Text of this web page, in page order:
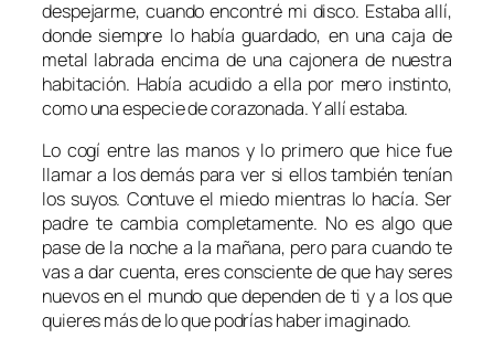
despejarme, cuando encontré mi disco. Estaba allí,
donde siempre lo había guardado, en una caja de
metal labrada encima de una cajonera de nuestra
habitación. Había acudido a ella por mero instinto,
como una especie de corazonada. Y allí estaba.
Lo cogí entre las manos y lo primero que hice fue
llamar a los demás para ver si ellos también tenían
los suyos. Contuve el miedo mientras lo hacía. Ser
padre te cambia completamente. No es algo que
pase de la noche a la mañana, pero para cuando te
vas a dar cuenta, eres consciente de que hay seres
nuevos en el mundo que dependen de ti y a los que
quieres más de lo que podrías haber imaginado.